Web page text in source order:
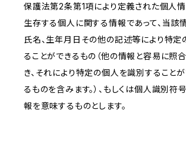
保護法第2条第1項により定義された個人情
生存する個人に関する情報であって、当該
氏名、生年月日その他の記述等により特定
ることができるもの（他の情報と容易に照
き、それにより特定の個人を識別すること
るものを含みます。）、もしくは個人識別符
報を意味するものとします。